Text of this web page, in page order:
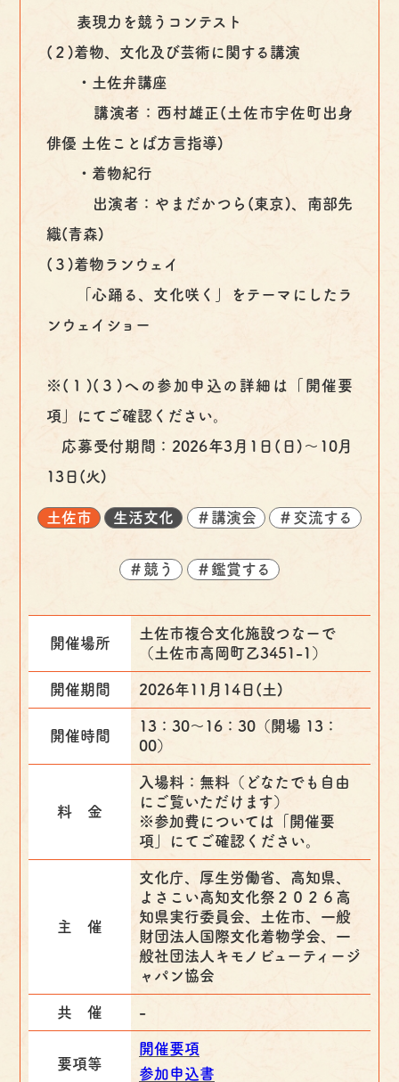
表現力を競うコンテスト
(２)着物、文化及び芸術に関する講演
・土佐弁講座
講演者：西村雄正(土佐市宇佐町出身
俳優 土佐ことば方言指導)
・着物紀行
出演者：やまだかつら(東京)、南部先
織(青森)
(３)着物ランウェイ
「心踊る、文化咲く」をテーマにしたラ
ンウェイショー
※(１)(３)への参加申込の詳細は「開催要
項」にてご確認ください。
応募受付期間：2026年3月1日(日)～10月
13日(火)
土佐市 生活文化 ＃講演会 ＃交流する
＃競う ＃鑑賞する
開催場所
土佐市複合文化施設つなーで
（土佐市高岡町乙3451-1）
開催期間 2026年11月14日(土)
開催時間
13：30～16：30（開場 13：
00）
料 金
入場料：無料（どなたでも自由
にご覧いただけます）
※参加費については「開催要
項」にてご確認ください。
主 催
文化庁、厚生労働省、高知県、
よさこい高知文化祭２０２６高
知県実行委員会、土佐市、一般
財団法人国際文化着物学会、一
般社団法人キモノビューティージ
ャパン協会
共 催 -
要項等
開催要項
参加申込書